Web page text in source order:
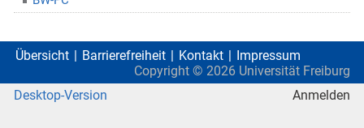
Übersicht Barrierefreiheit Kontakt
Impressum
Copyright © 2026 Universität Freiburg
Desktop-Version
Anmelden